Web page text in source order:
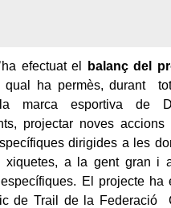
efectuat el
balanç del
qual ha permès, durant
marca esportiva de
projectar noves accions
dirigides a les
xiquetes, a la gent gran i
El projecte ha
de Trail de la Federació